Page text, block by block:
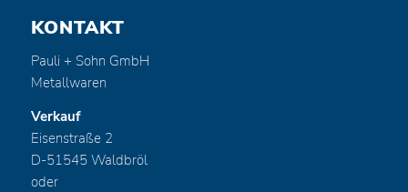
KONTAKT
Pauli + Sohn GmbH
Metallwaren
Verkauf
Eisenstraße 2
D-51545 Waldbröl
oder